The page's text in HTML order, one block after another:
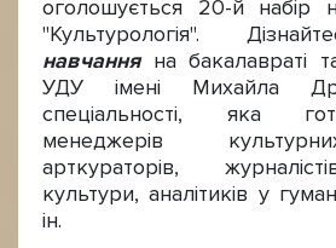
оголошується 20-й набір
"Культурологія".
навчання на бакалавраті
УДУ імені Михайла
спеціальності, яка
менеджерів
арткураторів,
культури, аналітиків у
ін.